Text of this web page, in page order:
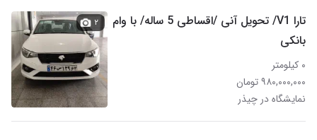
تارا V1/ تحویل آنی /اقساطی 5 ساله/ با وام
بانکی
۰ کیلومتر
۹۸۰,۰۰۰,۰۰۰ تومان
نمایشگاه در چیذر
۲